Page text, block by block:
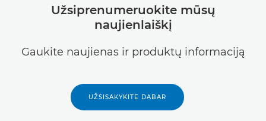
Užsiprenumeruokite mūsų
naujienlaiškį
Gaukite naujienas ir produktų informaciją
UŽSISAKYKITE DABAR